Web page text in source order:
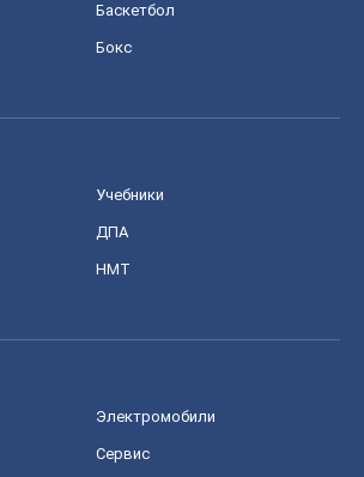
Баскетбол
Бокс
Учебники
ДПА
НМТ
Электромобили
Сервис